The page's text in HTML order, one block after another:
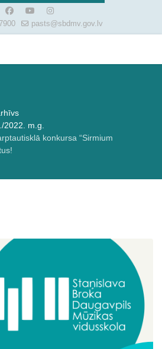
pasts@sbdmv.gov.lv
m.g.
konkursa “Sirmium